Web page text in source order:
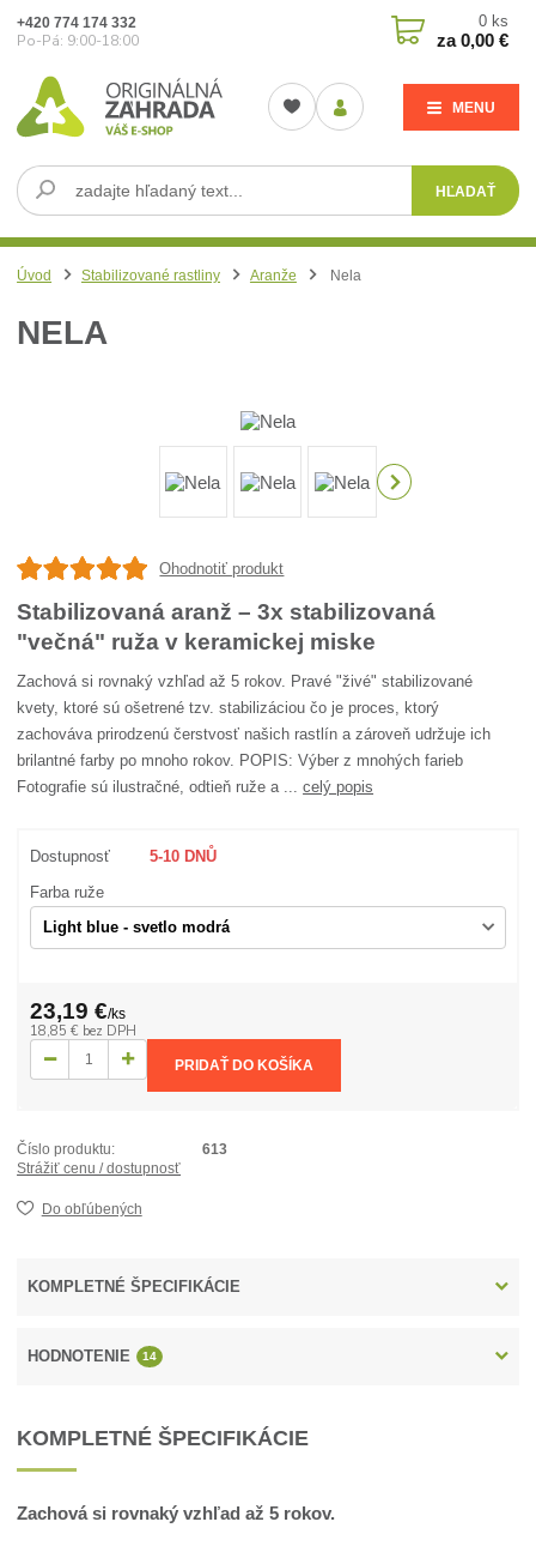
MENU
HĽADAŤ
+420 774 174 332
Po-Pá: 9:00-18:00
0 ks
za0,00 €
Úvod Stabilizované rastliny Aranže Nela
NELA
Ohodnotiť produkt
Stabilizovaná aranž – 3x stabilizovaná
"večná" ruža v keramickej miske
Zachová si rovnaký vzhľad až 5 rokov. Pravé "živé" stabilizované
kvety, ktoré sú ošetrené tzv. stabilizáciou čo je proces, ktorý
zachováva prirodzenú čerstvosť našich rastlín a zároveň udržuje ich
brilantné farby po mnoho rokov. POPIS: Výber z mnohých farieb
Fotografie sú ilustračné, odtieň ruže a ...celý popis
Dostupnosť 5-10 DNŮ
Farba ruže
23,19 €/ks
18,85 € bez DPH
PRIDAŤ DO KOŠÍKA
Číslo produktu:
613
Strážiť cenu / dostupnosť
Do obľúbených
KOMPLETNÉ ŠPECIFIKÁCIE
HODNOTENIE 14
KOMPLETNÉ ŠPECIFIKÁCIE
Zachová si rovnaký vzhľad až 5 rokov.